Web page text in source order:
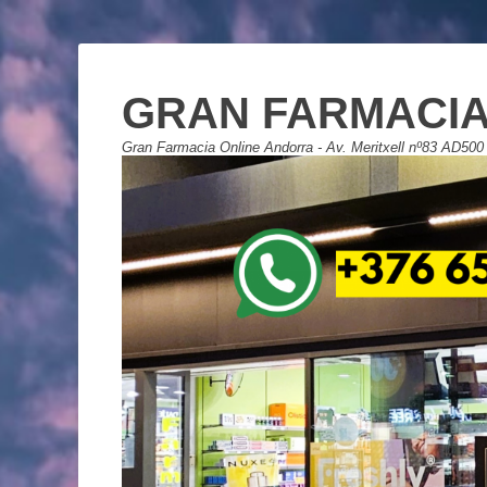
GRAN
Gran Farmacia Online Andorra - Av. Meritxell nº83